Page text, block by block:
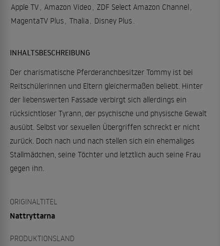
Apple TV Amazon Video ZDF Select Amazon Channel
MagentaTV Plus Thalia Disney Plus
INHALTSBESCHREIBUNG
Der charismatische Pferderanchbesitzer Tommy ist bei
Reitschülerinnen und Eltern gleichermaßen beliebt. Hinter
der liebenswerten Fassade verbirgt sich allerdings ein
rücksichtloser Tyrann, der psychische und physische Gewalt
ausübt. Selbst vor sexuellen Übergriffen schreckt er nicht
zurück. Doch nach und nach stellen sich ein ehemaliges
Stallmädchen, seine Töchter und letztlich auch seine Frau
gegen ihn.
ORIGINALTITEL
Nattryttarna
PRODUKTIONSLAND